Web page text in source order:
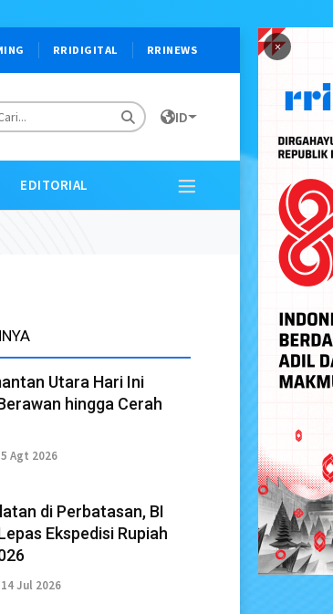
×
RRIDIGITAL RRINEWS
ID
EDITORIAL
Utara Hari Ini
hingga Cerah
5 Agt 2026
di Perbatasan, BI
Ekspedisi Rupiah
14 Jul 2026